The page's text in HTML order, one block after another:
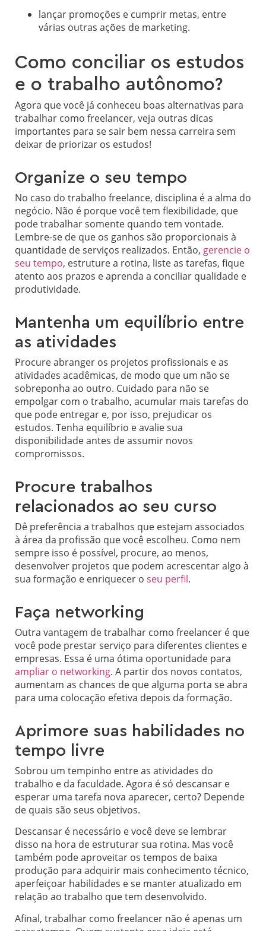
lançar promoções e cumprir metas, entre
várias outras ações de marketing.
Como conciliar os estudos
e o trabalho autônomo?
Agora que você já conheceu boas alternativas para
trabalhar como freelancer, veja outras dicas
importantes para se sair bem nessa carreira sem
deixar de priorizar os estudos!
Organize o seu tempo
No caso do trabalho freelance, disciplina é a alma do
negócio. Não é porque você tem flexibilidade, que
pode trabalhar somente quando tem vontade.
Lembre-se de que os ganhos são proporcionais à
quantidade de serviços realizados. Então, gerencie o
seu tempo, estruture a rotina, liste as tarefas, fique
atento aos prazos e aprenda a conciliar qualidade e
produtividade.
Mantenha um equilíbrio entre
as atividades
Procure abranger os projetos profissionais e as
atividades acadêmicas, de modo que um não se
sobreponha ao outro. Cuidado para não se
empolgar com o trabalho, acumular mais tarefas do
que pode entregar e, por isso, prejudicar os
estudos. Tenha equilíbrio e avalie sua
disponibilidade antes de assumir novos
compromissos.
Procure trabalhos
relacionados ao seu curso
Dê preferência a trabalhos que estejam associados
à área da profissão que você escolheu. Como nem
sempre isso é possível, procure, ao menos,
desenvolver projetos que podem acrescentar algo à
sua formação e enriquecer o seu perfil.
Faça networking
Outra vantagem de trabalhar como freelancer é que
você pode prestar serviço para diferentes clientes e
empresas. Essa é uma ótima oportunidade para
ampliar o networking. A partir dos novos contatos,
aumentam as chances de que alguma porta se abra
para uma colocação efetiva depois da formação.
Aprimore suas habilidades no
tempo livre
Sobrou um tempinho entre as atividades do
trabalho e da faculdade. Agora é só descansar e
esperar uma tarefa nova aparecer, certo? Depende
de quais são seus objetivos.
Descansar é necessário e você deve se lembrar
disso na hora de estruturar sua rotina. Mas você
também pode aproveitar os tempos de baixa
produção para adquirir mais conhecimento técnico,
aperfeiçoar habilidades e se manter atualizado em
relação ao trabalho que tem desenvolvido.
Afinal, trabalhar como freelancer não é apenas um